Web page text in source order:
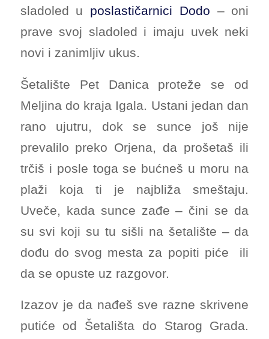
sladoled u poslastičarnici Dodo – oni
prave svoj sladoled i imaju uvek neki
novi i zanimljiv ukus.
Šetalište Pet Danica proteže se od
Meljina do kraja Igala. Ustani jedan dan
rano ujutru, dok se sunce još nije
prevalilo preko Orjena, da prošetaš ili
trčiš i posle toga se bućneš u moru na
plaži koja ti je najbliža smeštaju.
Uveče, kada sunce zađe – čini se da
su svi koji su tu sišli na šetalište – da
dođu do svog mesta za popiti piće ili
da se opuste uz razgovor.
Izazov je da nađeš sve razne skrivene
putiće od Šetališta do Starog Grada.